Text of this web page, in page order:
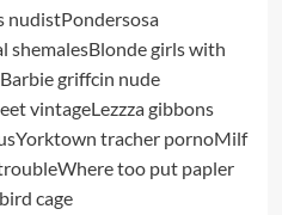
nudistPondersosa
shemalesBlonde girls with
griffcin nude
vintageLezzza gibbons
tracher pornoMilf
too put papler
cage